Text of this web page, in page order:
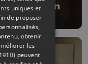
trouver un
uniques et
de proposer
obtenir
les
peuvent